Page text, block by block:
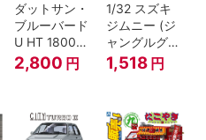
ダットサン・
ブルーバード
U HT 1800
SSS-E
2,800 円
1/32 スズキ
ジムニー (ジ
ャングルグリ
ー ン)
1,518 円